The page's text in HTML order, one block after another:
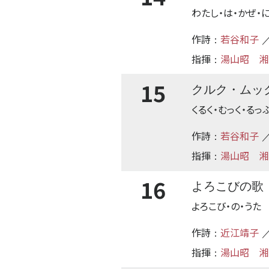
わたし・は・かぜ・
作詩 ： 若谷和子
指揮 ： 湯山昭
15
クルク・ムッ
くるく・むっく・るっ
作詩 ： 若谷和子
指揮 ： 湯山昭
16
よろこびの歌
よろこび・の・うた
作詩 ： 近江靖子
指揮 ： 湯山昭